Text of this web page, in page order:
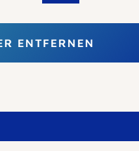
ENTFERNEN